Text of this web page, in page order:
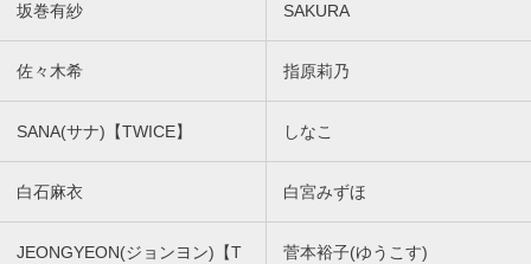
坂巻有紗 SAKURA
佐々木希 指原莉乃
SANA(サナ)【TWICE】 しなこ
白石麻衣 白宮みずほ
JEONGYEON(ジョンヨン)【T
菅本裕子(ゆうこす)